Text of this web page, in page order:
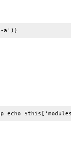
a'))
echo